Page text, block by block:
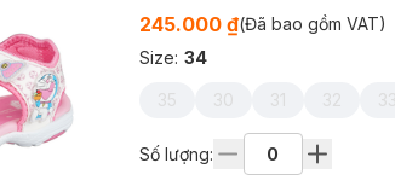
245.000 ₫(Đã bao gồm VAT)
Size: 34
35 30 31 32 33
Số lượng: